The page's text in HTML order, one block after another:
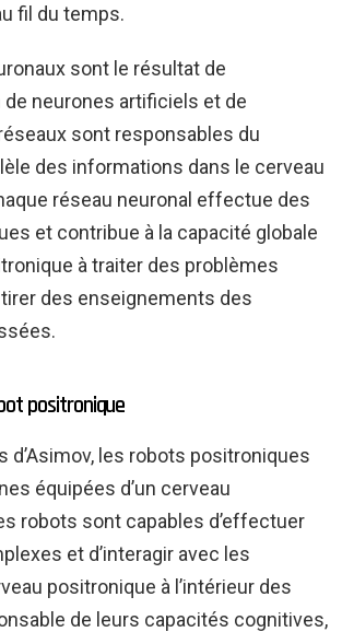
fil du temps.
sont le résultat de
de neurones artificiels et de
sont responsables du
des informations dans le cerveau
réseau neuronal effectue des
et contribue à la capacité globale
à traiter des problèmes
des enseignements des
positronique
d’Asimov, les robots positroniques
équipées d’un cerveau
robots sont capables d’effectuer
et d’interagir avec les
positronique à l’intérieur des
de leurs capacités cognitives,